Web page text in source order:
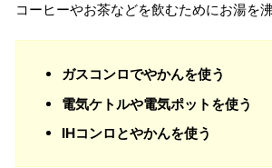
コーヒーやお茶などを飲むためにお湯を
ガスコンロでやかんを使う
電気ケトルや電気ポットを使う
IHコンロとやかんを使う